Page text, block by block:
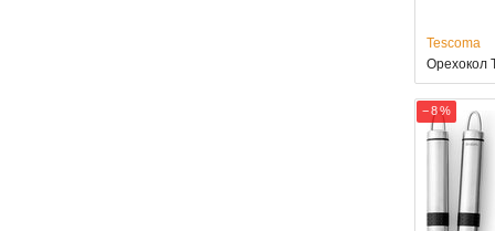
Tescoma
Орехокол
− 8 %